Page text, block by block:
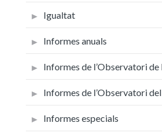
Igualtat
Informes anuals
Informes de l’Observatori
Informes de l’Observatori
Informes especials